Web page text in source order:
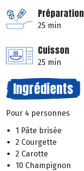
Préparation
25 min
Cuisson
25 min
Ingrédients
Pour 4 personnes
1 Pâte brisée
2 Courgette
2 Carotte
10 Champignon